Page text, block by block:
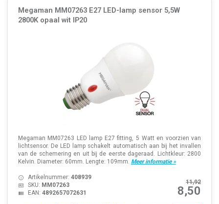
Megaman MM07263 E27 LED-lamp sensor 5,5W
2800K opaal wit IP20
Megaman MM07263 LED lamp E27 fitting, 5 Watt en voorzien van
lichtsensor. De LED lamp schakelt automatisch aan bij het invallen
van de schemering en uit bij de eerste dageraad. Lichtkleur: 2800
Kelvin. Diameter: 60mm. Lengte: 109mm. Meer informatie »
11,92
8,50
Artikelnummer: 408939
SKU: MM07263
EAN: 4892657072631